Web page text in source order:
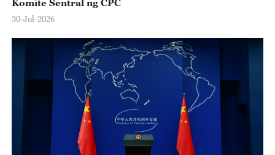
Komite Sentral ng CPC
30-Jul-2026